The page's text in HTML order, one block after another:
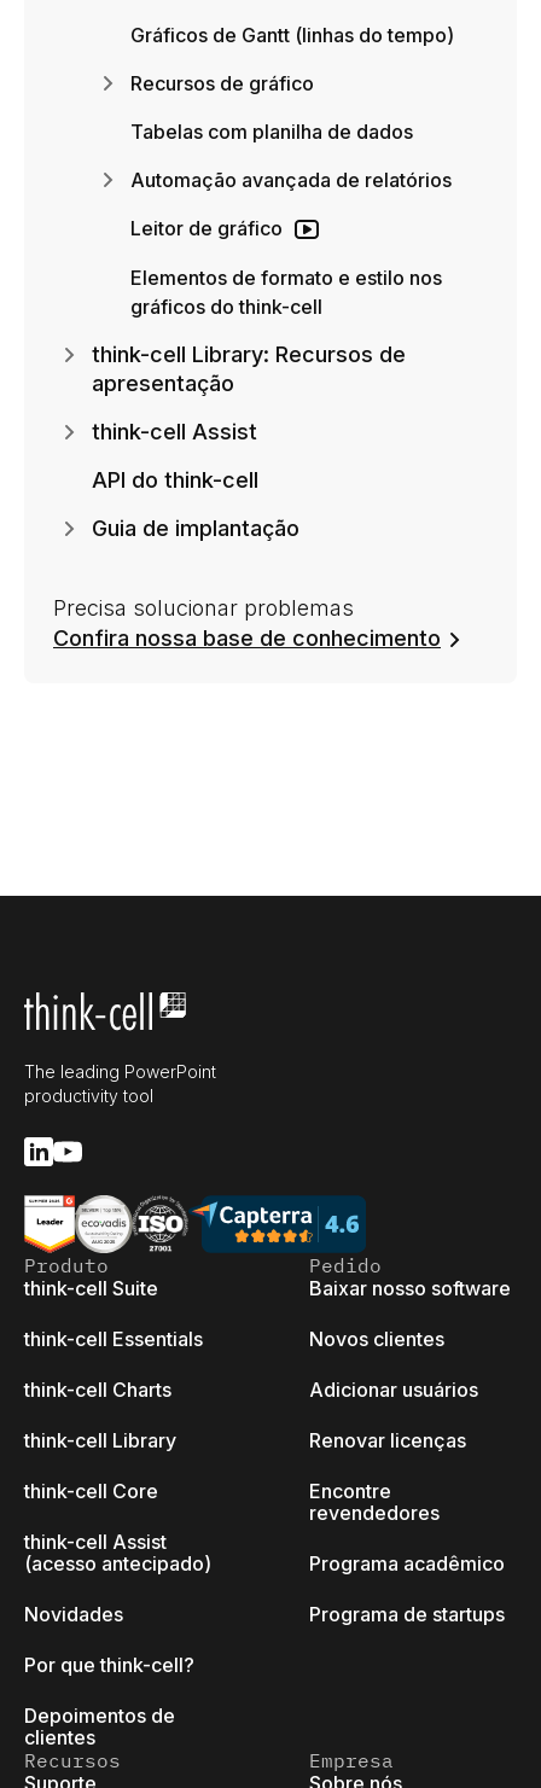
Gráficos de Gantt (linhas do tempo)
Recursos de gráfico
Tabelas com planilha de dados
Automação avançada de relatórios
Leitor de gráfico
Elementos de formato e estilo nos
gráficos do think-cell
think-cell Library: Recursos de
apresentação
think-cell Assist
API do think-cell
Guia de implantação
Precisa solucionar problemas
Confira nossa base de conhecimento
The leading PowerPoint
productivity tool
Produto
think-cell Suite
think-cell Essentials
think-cell Charts
think-cell Library
think-cell Core
think-cell Assist
(acesso antecipado)
Novidades
Por que think-cell?
Depoimentos de
clientes
Pedido
Baixar nosso software
Novos clientes
Adicionar usuários
Renovar licenças
Encontre
revendedores
Programa acadêmico
Programa de startups
Recursos
Empresa